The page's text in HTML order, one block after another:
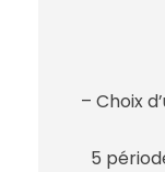
– Choix
5